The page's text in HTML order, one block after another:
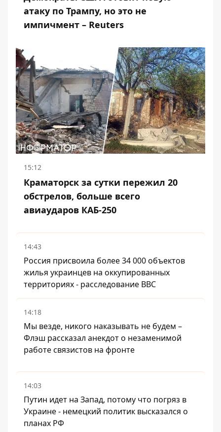
атаку по Трампу, но это не
импичмент – Reuters
15:12
Краматорск за сутки пережил 20
обстрелов, больше всего
авиаударов КАБ-250
14:43
Россия присвоила более 34 000 объектов
жилья украинцев на оккупированных
территориях - расследование BBC
14:18
Мы везде, никого наказывать не будем –
Флэш рассказал анекдот о незаменимой
работе связистов на фронте
14:03
Путин идет на Запад, потому что погряз в
Украине - немецкий политик высказался о
планах РФ